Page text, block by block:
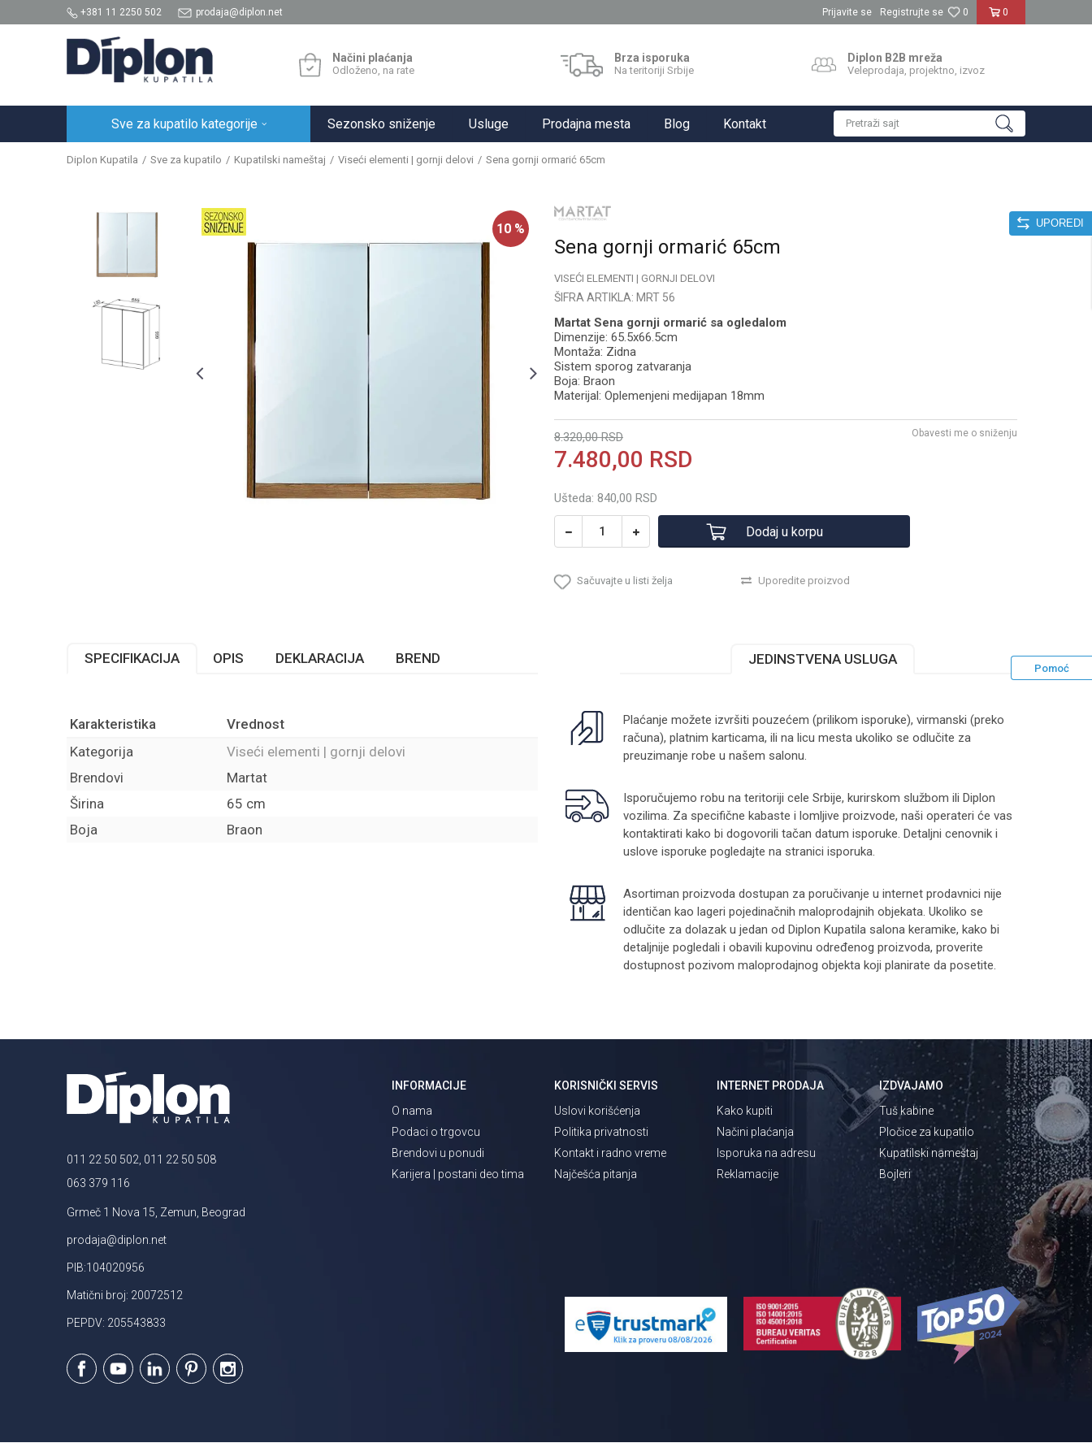
+381 11 2250 502 prodaja@diplon.net 0
0
Prijavite se Registrujte se
Načini plaćanja
Odloženo, na rate
Brza isporuka
Na teritoriji Srbije
Diplon B2B mreža
Veleprodaja, projektno, izvoz
Sve za kupatilo kategorije Sezonsko sniženje Usluge Prodajna mesta Blog Kontakt Pretraži sajt
UPOREDI
Diplon Kupatila Sve za kupatilo Kupatilski nameštaj Viseći elementi | gornji delovi Sena gornji ormarić 65cm
10 %
Sena gornji ormarić 65cm
VISEĆI ELEMENTI | GORNJI DELOVI
ŠIFRA ARTIKLA: MRT 56
Martat Sena gornji ormarić sa ogledalom
Dimenzije: 65.5x66.5cm
Montaža: Zidna
Sistem sporog zatvaranja
Boja: Braon
Materijal: Oplemenjeni medijapan 18mm
8.320,00 RSD
7.480,00 RSD
Ušteda: 840,00 RSD
Obavesti me o sniženju
Dodaj u korpu
Sačuvajte u listi želja Uporedite proizvod
Pomoć
SPECIFIKACIJA OPIS DEKLARACIJA BREND
Karakteristika
Vrednost
Kategorija
Viseći elementi | gornji delovi
Brendovi
Martat
Širina
65 cm
Boja
Braon
JEDINSTVENA USLUGA
Plaćanje možete izvršiti pouzećem (prilikom isporuke), virmanski (preko
računa), platnim karticama, ili na licu mesta ukoliko se odlučite za
preuzimanje robe u našem salonu.
Isporučujemo robu na teritoriji cele Srbije, kurirskom službom ili Diplon
vozilima. Za specifične kabaste i lomljive proizvode, naši operateri će vas
kontaktirati kako bi dogovorili tačan datum isporuke. Detaljni cenovnik i
uslove isporuke pogledajte na straniciisporuka.
Asortiman proizvoda dostupan za poručivanje u internet prodavnici nije
identičan kao lageri pojedinačnih maloprodajnih objekata. Ukoliko se
odlučite za dolazak u jedan od Diplon Kupatila salona keramike, kako bi
detaljnije pogledali i obavili kupovinu određenog proizvoda, proverite
dostupnost pozivom maloprodajnog objekta koji planirate da posetite.
011 22 50 502, 011 22 50 508
063 379 116
Grmeč 1 Nova 15, Zemun, Beograd
prodaja@diplon.net
PIB:104020956
Matični broj: 20072512
PEPDV: 205543833
INFORMACIJE
O nama
Podaci o trgovcu
Brendovi u ponudi
Karijera | postani deo tima
KORISNIČKI SERVIS
Uslovi korišćenja
Politika privatnosti
Kontakt i radno vreme
Najčešća pitanja
INTERNET PRODAJA
Kako kupiti
Načini plaćanja
Isporuka na adresu
Reklamacije
IZDVAJAMO
Tuš kabine
Pločice za kupatilo
Kupatilski nameštaj
Bojleri